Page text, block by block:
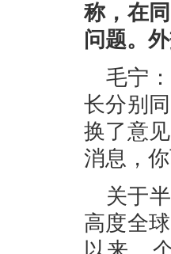
称，在
问题。
毛宁
长分别
换了意
消息，你
关于
高度全